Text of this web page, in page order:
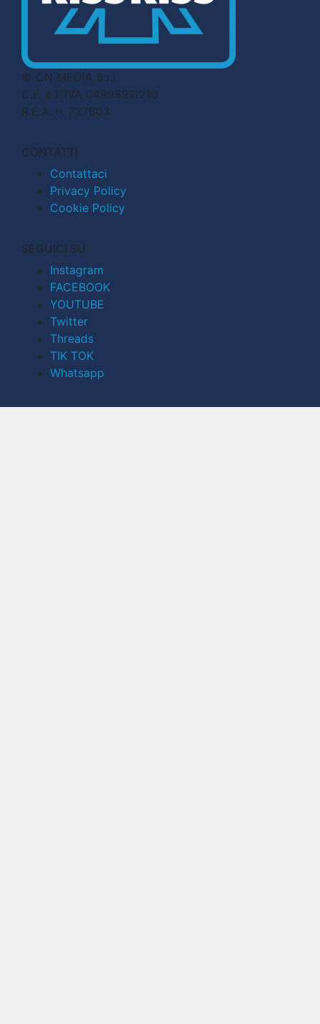
© CN MEDIA S.r.l.
C.F. e P.IVA 04998911210
R.E.A. n. 727803
CONTATTI
Contattaci
Privacy Policy
Cookie Policy
SEGUICI SU
Instagram
FACEBOOK
YOUTUBE
Twitter
Threads
TIK TOK
Whatsapp